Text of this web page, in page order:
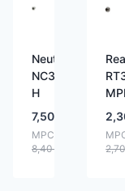
Neutrik
NC3FD-
H
7,50
MPC:
8,40